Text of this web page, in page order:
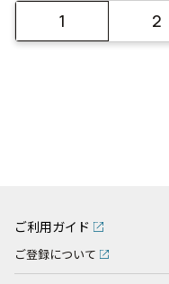
1 2
ご利用ガイド
ご登録について